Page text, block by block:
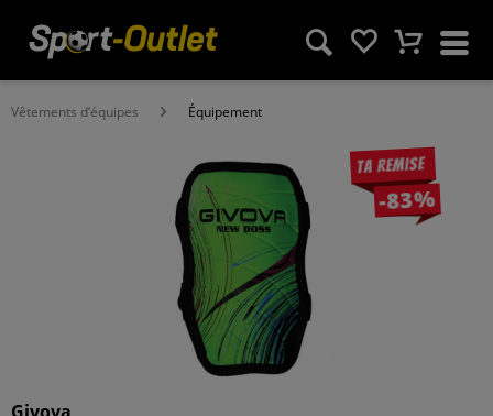
Vêtements d‘équipes Équipement
Ta remise
-83%